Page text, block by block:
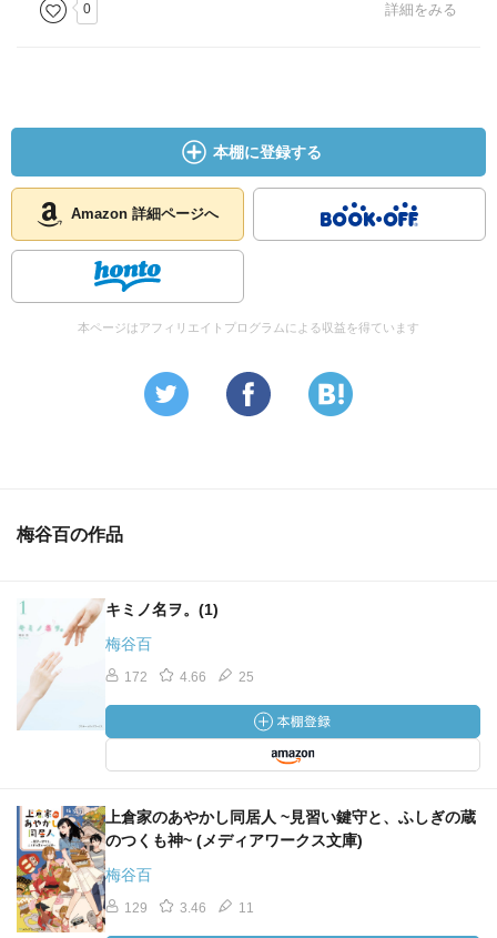
0 詳細をみる
本棚に登録する
Amazon 詳細ページへ
本ページはアフィリエイトプログラムによる収益を得ています
梅谷百の作品
キミノ名ヲ。(1)
梅谷百
172 4.66 25
上倉家のあやかし同居人 ~見習い鍵守と、ふしぎの蔵
のつくも神~ (メディアワークス文庫)
梅谷百
129 3.46 11